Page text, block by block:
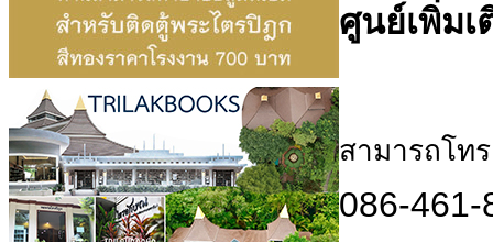
ศูนย์เพิ่มเ
สามารถโท
086-461-